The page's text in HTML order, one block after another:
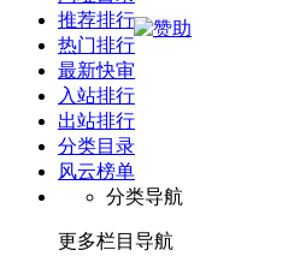
推荐排行
热门排行
最新快审
入站排行
出站排行
分类目录
风云榜单
分类导航
更多栏目导航